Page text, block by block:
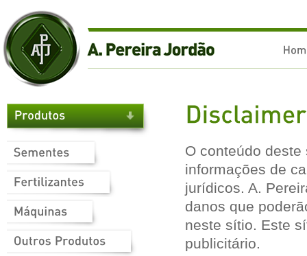
O conteúdo
informações de
jurídicos. A.
danos que
neste sítio. Este
publicitário.